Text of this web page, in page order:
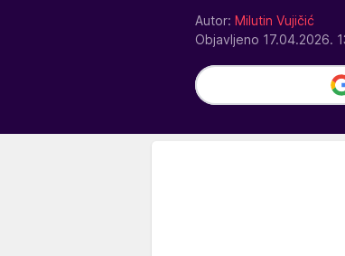
Autor: Milutin Vujičić
Objavljeno 17.04.2026.